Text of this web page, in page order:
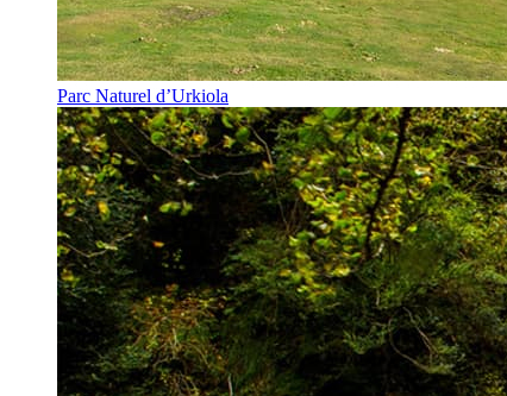
Parc Naturel d’Urkiola